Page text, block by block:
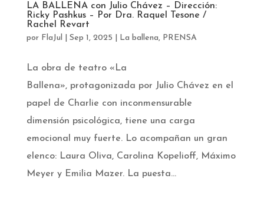
LA BALLENA con Julio Chávez – Dirección:
Ricky Pashkus – Por Dra. Raquel Tesone /
Rachel Revart
por FlaJul Sep 1, 2025 La ballena, PRENSA
La obra de teatro «La
Ballena», protagonizada por Julio Chávez en el
papel de Charlie con inconmensurable
dimensión psicológica, tiene una carga
emocional muy fuerte. Lo acompañan un gran
elenco: Laura Oliva, Carolina Kopelioff, Máximo
Meyer y Emilia Mazer. La puesta...